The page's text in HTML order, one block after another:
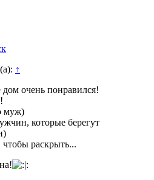
↑
очень понравился!
муж)
которые берегут
раскрыть...